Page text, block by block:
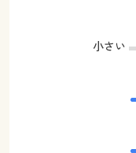
小さい